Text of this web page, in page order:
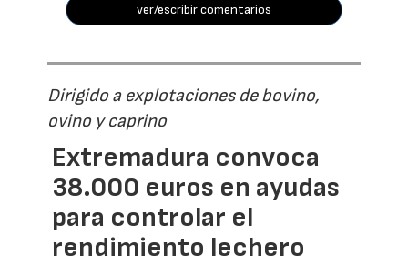
ver/escribir comentarios
Dirigido a explotaciones de bovino,
ovino y caprino
Extremadura convoca
38.000 euros en ayudas
para controlar el
rendimiento lechero